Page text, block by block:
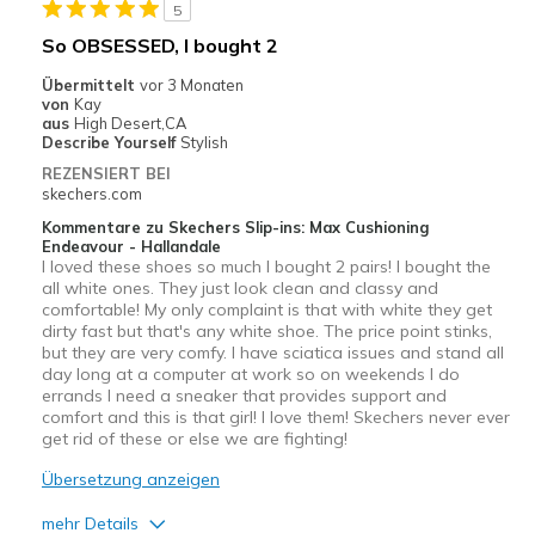
Geeignete Verwendung
Going Out
Sizing
Feels true to size
View On Shoes
Shoes are for Wearing
5
So OBSESSED, I bought 2
Übermittelt vor 3 Monaten
von Kay
aus High Desert,CA
Describe Yourself Stylish
REZENSIERT BEI
skechers.com
Kommentare zu Skechers Slip-ins: Max Cushioning
Endeavour - Hallandale
I loved these shoes so much I bought 2 pairs! I bought the
all white ones. They just look clean and classy and
comfortable! My only complaint is that with white they get
dirty fast but that's any white shoe. The price point stinks,
but they are very comfy. I have sciatica issues and stand all
day long at a computer at work so on weekends I do
errands I need a sneaker that provides support and
comfort and this is that girl! I love them! Skechers never ever
get rid of these or else we are fighting!
Übersetzung anzeigen
mehr Details